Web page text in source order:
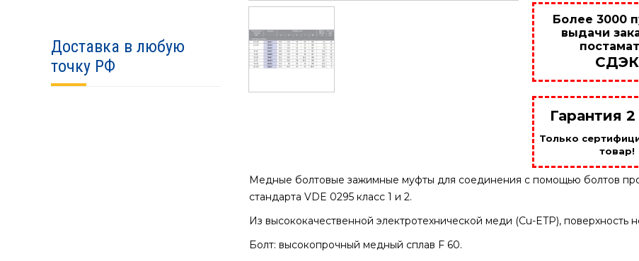
Доставка в любую
точку РФ
Более 3000
выдачи
СДЭК
Гарантия
Только
товар!
Медные болтовые зажимные муфты для соединения с помощью болтов
стандарта VDE 0295 класс 1 и 2.
Из высококачественной электротехнической меди (Cu-ETP), поверхность
Болт: высокопрочный медный сплав F 60.